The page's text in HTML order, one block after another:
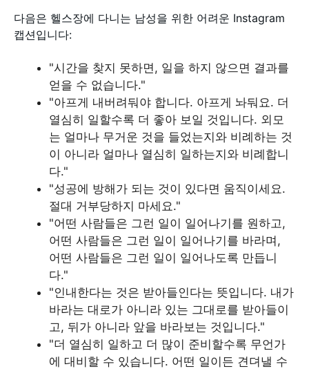
다음은 헬스장에 다니는 남성을 위한 어려운 Instagram
캡션입니다:
"시간을 찾지 못하면, 일을 하지 않으면 결과를
얻을 수 없습니다."
"아프게 내버려둬야 합니다. 아프게 놔둬요. 더
열심히 일할수록 더 좋아 보일 것입니다. 외모
는 얼마나 무거운 것을 들었는지와 비례하는 것
이 아니라 얼마나 열심히 일하는지와 비례합니
다."
"성공에 방해가 되는 것이 있다면 움직이세요.
절대 거부당하지 마세요."
"어떤 사람들은 그런 일이 일어나기를 원하고,
어떤 사람들은 그런 일이 일어나기를 바라며,
어떤 사람들은 그런 일이 일어나도록 만듭니
다."
"인내한다는 것은 받아들인다는 뜻입니다. 내가
바라는 대로가 아니라 있는 그대로를 받아들이
고, 뒤가 아니라 앞을 바라보는 것입니다."
"더 열심히 일하고 더 많이 준비할수록 무언가
에 대비할 수 있습니다. 어떤 일이든 견뎌낼 수